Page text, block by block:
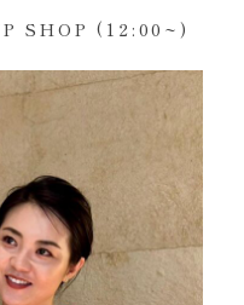
SHOP (12:00~)
時尚品牌 Welles